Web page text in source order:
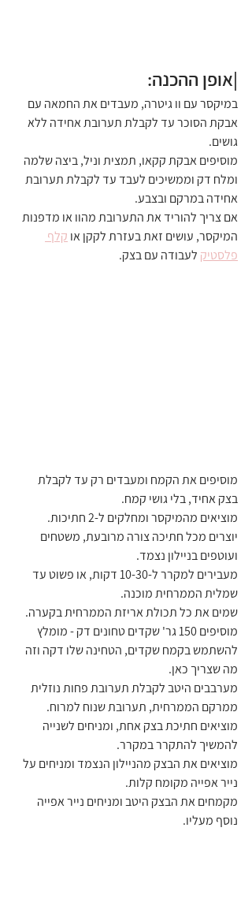
|אופן ההכנה:
במיקסר עם וו גיטרה, מעבדים את החמאה עם
אבקת הסוכר עד לקבלת תערובת אחידה ללא
גושים.
מוסיפים אבקת קקאו, תמצית וניל, ביצה שלמה
ומלח דק וממשיכים לעבד עד לקבלת תערובת
אחידה במרקם ובצבע.
אם צריך להוריד את התערובת מהוו או מדפנות
המיקסר, עושים זאת בעזרת לקקן או קלף
פלסטיק לעבודה עם בצק.
מוסיפים את הקמח ומעבדים רק עד לקבלת
בצק אחיד, בלי גושי קמח.
מוציאים מהמיקסר ומחלקים ל-2 חתיכות.
יוצרים מכל חתיכה צורה מרובעת, משטחים
ועוטפים בניילון נצמד.
מעבירים למקרר ל-10-30 דקות, או פשוט עד
שמלית הממרחית מוכנה.
שמים את כל תכולת אריזת הממרחית בקערה.
מוסיפים 150 גר' שקדים טחונים דק - מומלץ
להשתמש בקמח שקדים, הטחינה שלו דקה וזה
מה שצריך כאן.
מערבבים היטב לקבלת תערובת פחות נוזלית
ממרקם הממרחית, תערובת שנוח למרוח.
מוציאים חתיכת בצק אחת, ומניחים לשנייה
להמשיך להתקרר במקרר.
מוציאים את הבצק מהניילון הנצמד ומניחים על
נייר אפייה מקומח קלות.
מקמחים את הבצק היטב ומניחים נייר אפייה
נוסף מעליו.